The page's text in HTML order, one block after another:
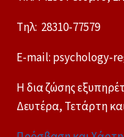
Tηλ: 28310-77579
E-mail: psychology-
Η δια ζώσης
Δευτέρα, Τετάρτη